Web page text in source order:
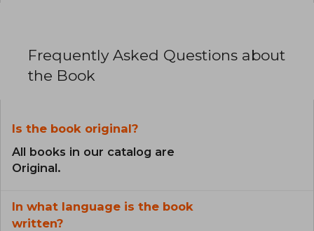
Frequently Asked Questions about
the Book
Is the book original?
All books in our catalog are
Original.
In what language is the book
written?